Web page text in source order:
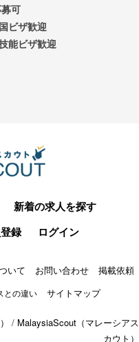
可
ビザ歓迎
能ビザ歓迎
新着の求人を探す
録 ログイン
いて お問い合わせ 掲載依頼
との違い サイトマップ
/ MalaysiaScout（マレーシアス
カウト）